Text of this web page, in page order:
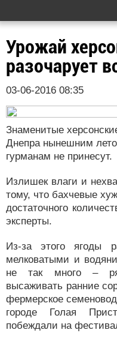
Урожай
разочарует
03-06-2016 08:35
Знаменитые
Днепра нынешним
гурманам не принесут.
Излишек влаги и
тому, что бахчевые
достаточного
эксперты.
Из-за этого ягоды
мелковатыми и
не так много –
высаживать ранние
фермерское
городе Голая
побеждали на